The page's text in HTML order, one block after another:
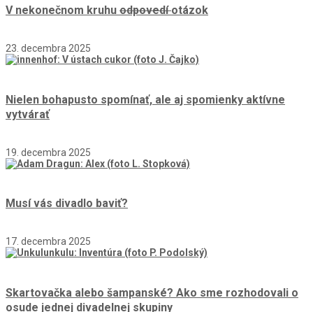
V nekonečnom kruhu odpovedíotázok
23. decembra 2025
Nielen bohapusto spomínať, ale aj spomienky aktívne
vytvárať
19. decembra 2025
Musí vás divadlo baviť?
17. decembra 2025
Skartovačka alebo šampanské? Ako sme rozhodovali o
osude jednej divadelnej skupiny